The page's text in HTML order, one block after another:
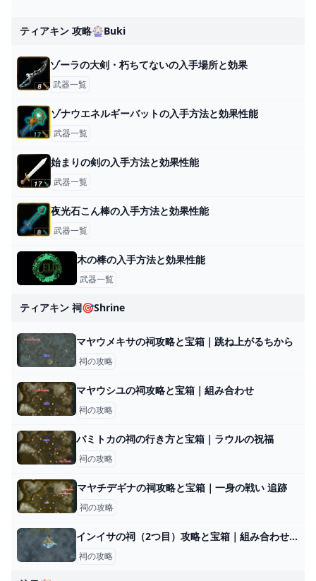
ティアキン 攻略🎡buki
ゾーラの大剣・朽ちてないの入手場所と効果
武器一覧
ゾナウエネルギーバットの入手方法と効果性能
武器一覧
始まりの剣の入手方法と効果性能
武器一覧
夜光石こん棒の入手方法と効果性能
武器一覧
木の棒の入手方法と効果性能
武器一覧
ティアキン 祠🎯shrine
マヤウメキサの祠攻略と宝箱｜跳ね上がるちから
祠の攻略
マヤウシユの祠攻略と宝箱｜組み合わせ
祠の攻略
バミトカの祠の行き方と宝箱｜ラウルの祝福
祠の攻略
マヤチデギナの祠攻略と宝箱｜一身の戦い 追跡
祠の攻略
インイサの祠（2つ目）攻略と宝箱｜組み合わせる力
祠の攻略